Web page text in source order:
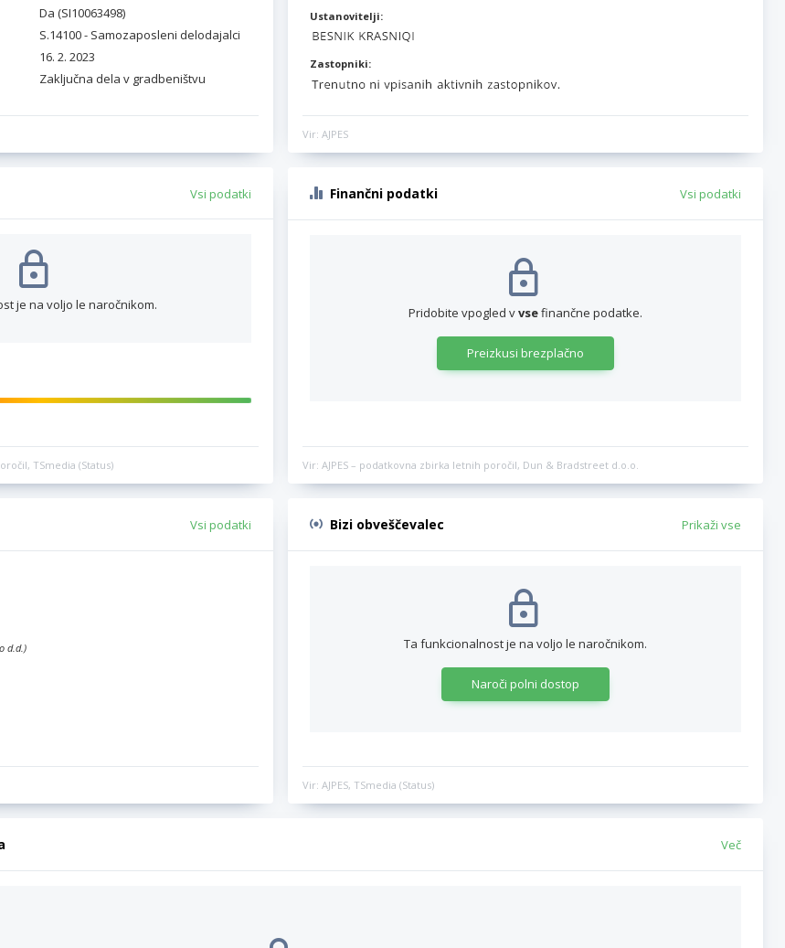
Da (SI10063498)
S.14100 - Samozaposleni delodajalci
16. 2. 2023
Zaključna dela v gradbeništvu
Ustanovitelji:
Zastopniki:
Vir: AJPES
Vsi podatki
je na voljo le naročnikom.
TSmedia (Status)
Finančni podatki Vsi podatki
Pridobite vpogled vvsefinančne podatke.
Preizkusi brezplačno
Vir: AJPES – podatkovna zbirka letnih poročil, Dun & Bradstreet d.o.o.
Vsi podatki
d.d.)
Bizi obveščevalec Prikaži vse
Ta funkcionalnost je na voljo le naročnikom.
Naroči polni dostop
Vir: AJPES, TSmedia (Status)
Več